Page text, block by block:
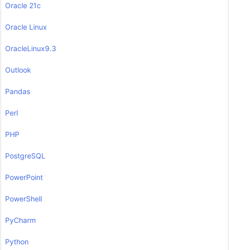
Oracle 21c
Oracle Linux
OracleLinux9.3
Outlook
Pandas
Perl
PHP
PostgreSQL
PowerPoint
PowerShell
PyCharm
Python